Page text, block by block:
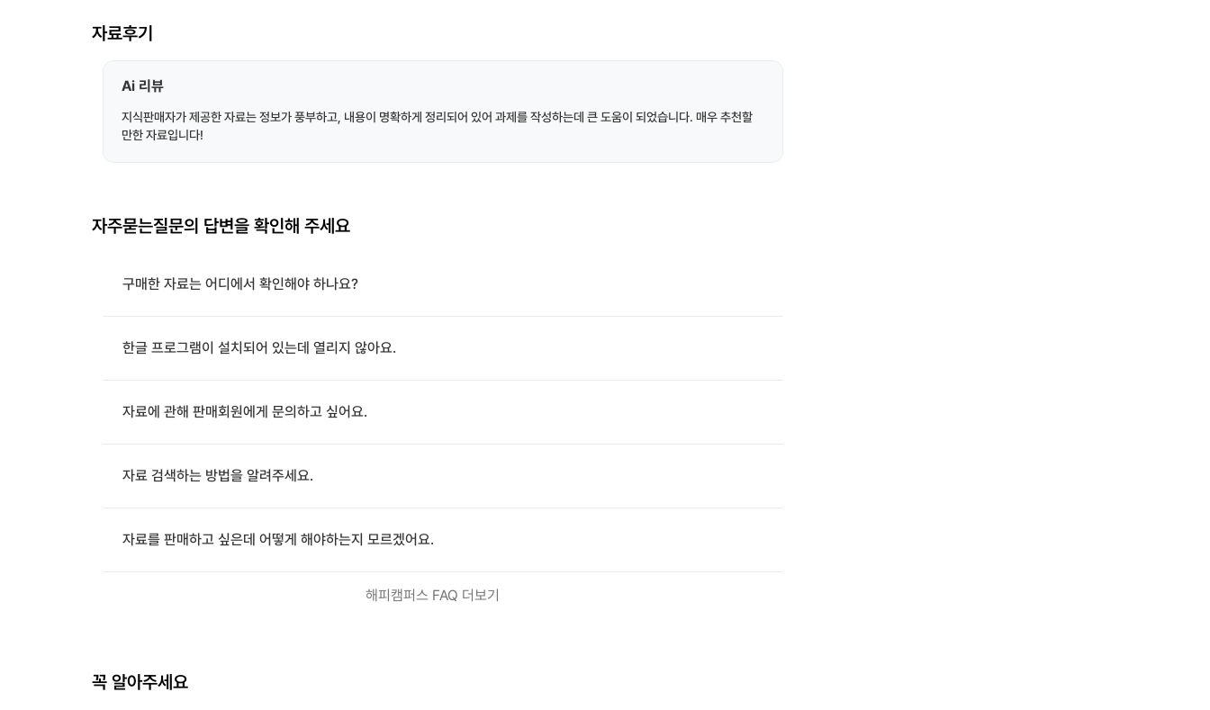
자료후기
Ai 리뷰
지식판매자가 제공한 자료는 정보가 풍부하고, 내용이 명확하게 정리되어 있어 과제를 작성하는데 큰 도움이 되었습니다. 매우 추천할
만한 자료입니다!
자주묻는질문의 답변을 확인해 주세요
구매한 자료는 어디에서 확인해야 하나요?
한글 프로그램이 설치되어 있는데 열리지 않아요.
자료에 관해 판매회원에게 문의하고 싶어요.
자료 검색하는 방법을 알려주세요.
자료를 판매하고 싶은데 어떻게 해야하는지 모르겠어요.
해피캠퍼스 FAQ 더보기
꼭 알아주세요